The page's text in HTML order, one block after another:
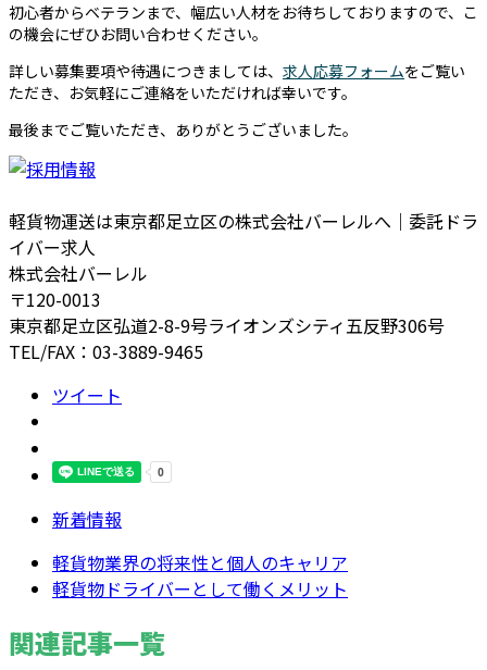
初心者からベテランまで、幅広い人材をお待ちしておりますので、こ
の機会にぜひお問い合わせください。
詳しい募集要項や待遇につきましては、 求人応募フォームをご覧い
ただき、お気軽にご連絡をいただければ幸いです。
最後までご覧いただき、ありがとうございました。
軽貨物運送は東京都足立区の株式会社バーレルへ｜委託ドラ
イバー求人
株式会社バーレル
〒120-0013
東京都足立区弘道2-8-9号ライオンズシティ五反野306号
TEL/FAX：03-3889-9465
ツイート
新着情報
軽貨物業界の将来性と個人のキャリア
軽貨物ドライバーとして働くメリット
関連記事一覧